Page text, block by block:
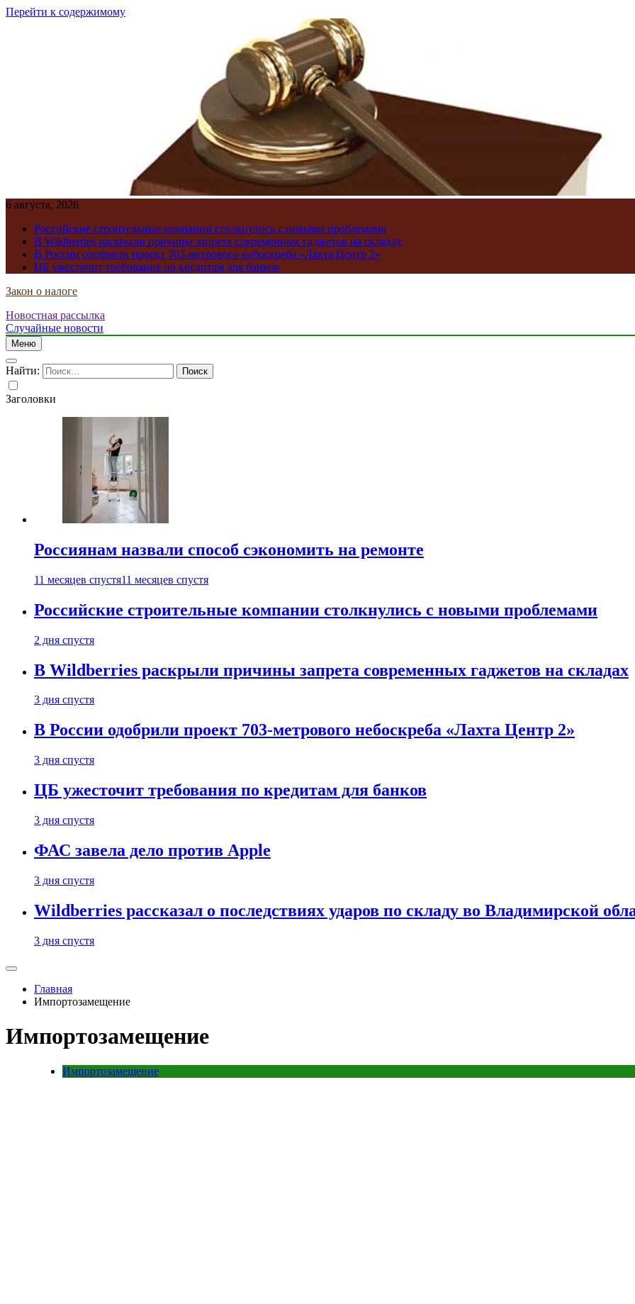
Перейти к содержимому
6 августа, 2026
Российские строительные компании столкнулись с новыми проблемами
В Wildberries раскрыли причины запрета современных гаджетов на складах
В России одобрили проект 703-метрового небоскреба «Лахта Центр 2»
ЦБ ужесточит требования по кредитам для банков
Закон о налоге
Новостная рассылка
Случайные новости
Меню
Найти:
Заголовки
Россиянам назвали способ сэкономить на ремонте
11 месяцев спустя11 месяцев спустя
Российские строительные компании столкнулись с новыми проблемами
2 дня спустя
В Wildberries раскрыли причины запрета современных гаджетов на складах
3 дня спустя
В России одобрили проект 703-метрового небоскреба «Лахта Центр 2»
3 дня спустя
ЦБ ужесточит требования по кредитам для банков
3 дня спустя
ФАС завела дело против Apple
3 дня спустя
Wildberries рассказал о последствиях ударов по складу во Владимирской
3 дня спустя
Главная
Импортозамещение
Импортозамещение
Импортозамещение